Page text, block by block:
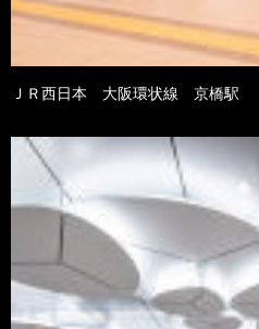
ＪＲ西日本 大阪環状線 京橋駅